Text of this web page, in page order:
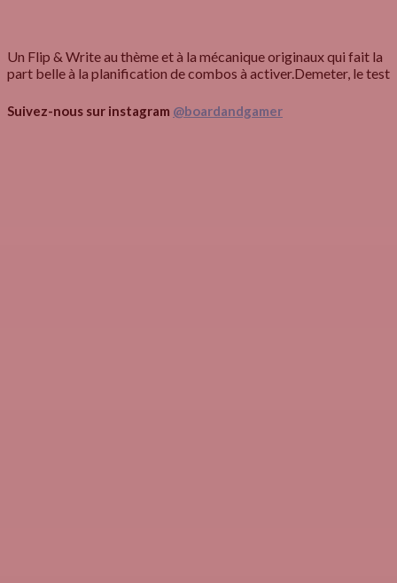
Un Flip & Write au thème et à la mécanique originaux qui fait la
part belle à la planification de combos à activer.Demeter, le test
Suivez-nous sur instagram @boardandgamer